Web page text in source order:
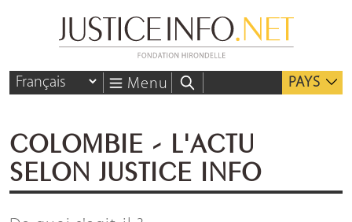
Menu PAYS
COLOMBIE - L'ACTU
SELON JUSTICE INFO